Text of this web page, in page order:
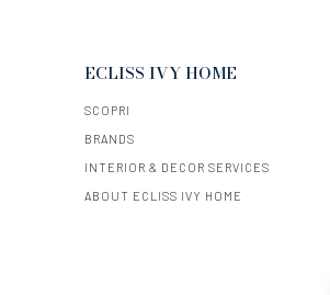
ECLISS IVY HOME
SCOPRI
BRANDS
INTERIOR & DECOR SERVICES
ABOUT ECLISS IVY HOME